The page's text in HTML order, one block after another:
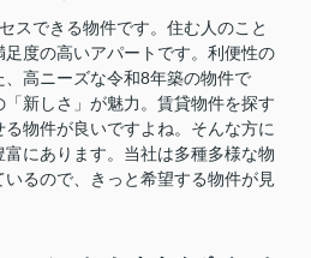
スできる物件です。住む人のこと
足度の高いアパートです。利便性の
高ニーズな令和8年築の物件で
新しさ」が魅力。賃貸物件を探す
物件が良いですよね。そんな方に
にあります。当社は多種多様な物
るので、きっと希望する物件が見